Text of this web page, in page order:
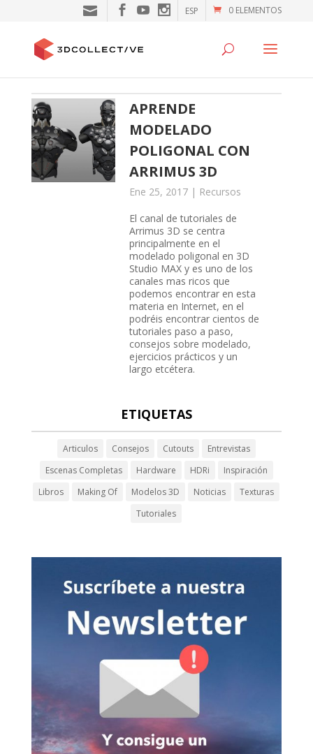
0 ELEMENTOS
ESP
APRENDE
MODELADO
POLIGONAL CON
ARRIMUS 3D
Ene 25, 2017| Recursos
El canal de tutoriales de
Arrimus 3D se centra
principalmente en el
modelado poligonal en 3D
Studio MAX y es uno de los
canales mas ricos que
podemos encontrar en esta
materia en Internet, en el
podréis encontrar cientos de
tutoriales paso a paso,
consejos sobre modelado,
ejercicios prácticos y un
largo etcétera.
ETIQUETAS
Articulos Consejos Cutouts
Entrevistas
Escenas Completas
Hardware HDRi
Inspiración
Libros
Making Of Modelos 3D Noticias
Texturas
Tutoriales